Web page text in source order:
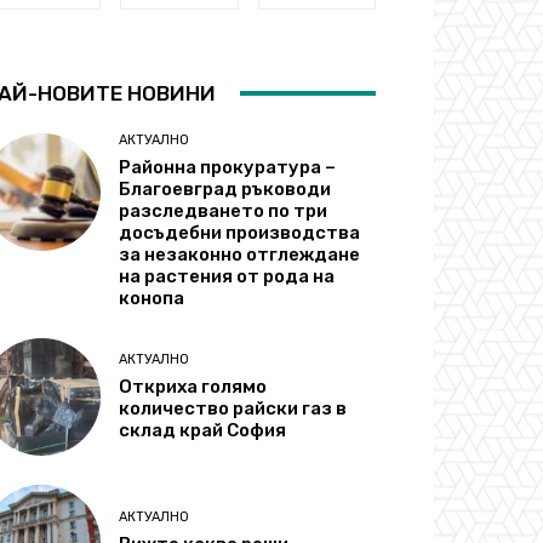
НОВИТЕ НОВИНИ
АКТУАЛНО
Районна прокуратура –
Благоевград ръководи
разследването по три
досъдебни производства
за незаконно отглеждане
на растения от рода на
конопа
АКТУАЛНО
Откриха голямо
количество райски газ в
склад край София
АКТУАЛНО